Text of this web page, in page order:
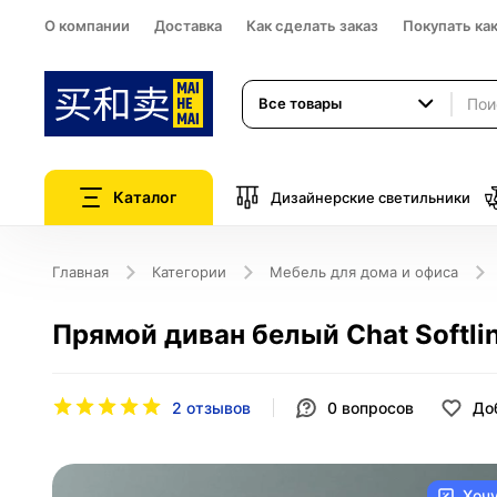
О компании Доставка Как сделать заказ Покупать
Все товары
Каталог Дизайнерские светильники
Главная Категории Мебель для дома и офиса
Прямой диван белый Chat
2 отзывов 0 вопросов